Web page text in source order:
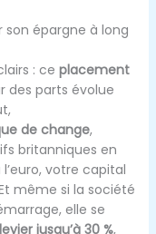
épargne à long
: ce placement
des parts évolue
de change,
britanniques en
votre capital
même si la société
elle se
jusqu’à 30 %,